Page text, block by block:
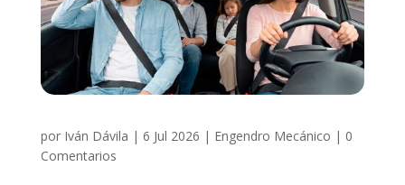
por Iván Dávila | 6 Jul 2026 | Engendro Mecánico | 0
Comentarios